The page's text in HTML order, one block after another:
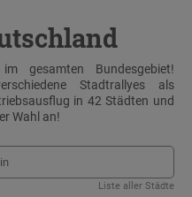
Bundesgebiet!
Stadtrallyes als
in 42 Städten und
Wahl an!
Liste aller Städte